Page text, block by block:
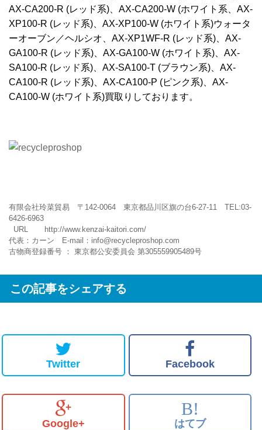
AX-CA200-R (レッド系)、AX-CA200-W (ホワイト系、AX-
XP100-R (レッド系)、AX-XP100-W (ホワイト系)ウォータ
ーオーブン／ヘルシオ、AX-XP1WF-R (レッド系)、AX-
GA100-R (レッド系)、AX-GA100-W (ホワイト系)、AX-
SA100-R (レッド系)、AX-SA100-T (ブラウン系)、AX-
CA100-R (レッド系)、AX-CA100-P (ピンク系)、AX-
CA100-W (ホワイト系)買取りしております。
有限会社玲菜貿易 〒142-0064 東京都品川区旗の台6-27-11 TEL:03-
6426-6963
URL http://www.kenzai-kaitori.com/
代表：カーン E-mail： info@recycleproshop.com
古物商登録番号 ： 東京都公安委員会 第305559905489号
この記事をシェアする
Twitter Facebook
Google+
B!
はてブ